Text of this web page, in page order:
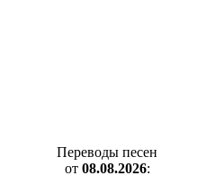
Переводы песен
от 08.08.2026: